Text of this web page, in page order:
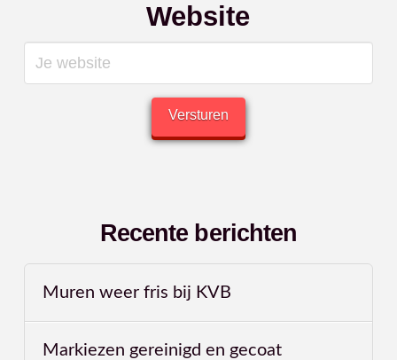
Website
Recente berichten
Muren weer fris bij KVB
Markiezen gereinigd en gecoat